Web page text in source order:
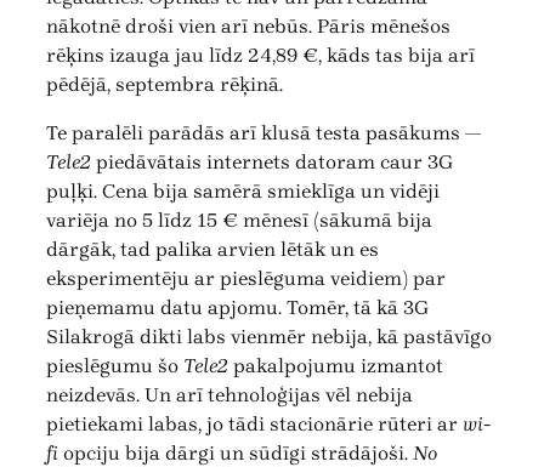
nākotnē droši vien arī nebūs. Pāris mēnešos
rēķins izauga jau līdz 24,89 €, kāds tas bija arī
pēdējā, septembra rēķinā.
Te paralēli parādās arī klusā testa pasākums —
Tele2 piedāvātais internets datoram caur 3G
puļķi. Cena bija samērā smieklīga un vidēji
variēja no 5 līdz 15 € mēnesī (sākumā bija
dārgāk, tad palika arvien lētāk un es
eksperimentēju ar pieslēguma veidiem) par
pieņemamu datu apjomu. Tomēr, tā kā 3G
Silakrogā dikti labs vienmēr nebija, kā pastāvīgo
pieslēgumu šo Tele2 pakalpojumu izmantot
neizdevās. Un arī tehnoloģijas vēl nebija
pietiekami labas, jo tādi stacionārie rūteri ar wi-
fi opciju bija dārgi un sūdīgi strādājoši. No